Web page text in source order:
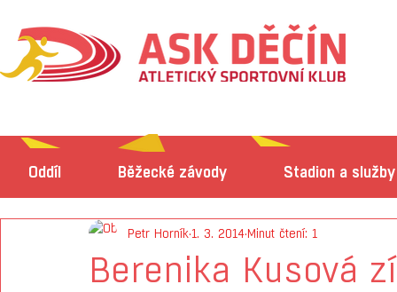
Oddíl Běžecké závody Stadion a služby
Berenika Kusová
Petr Horník 1. 3. 2014 Minut čtení: 1